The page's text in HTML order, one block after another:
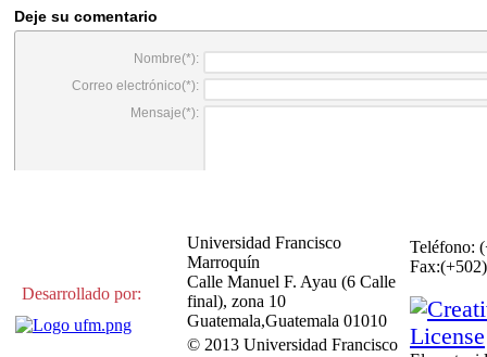
Desarrollado por:
Universidad Francisco
Marroquín
Calle Manuel F. Ayau (6 Calle
final), zona 10
Guatemala,Guatemala 01010
Teléfono:
© 2013 Universidad Francisco